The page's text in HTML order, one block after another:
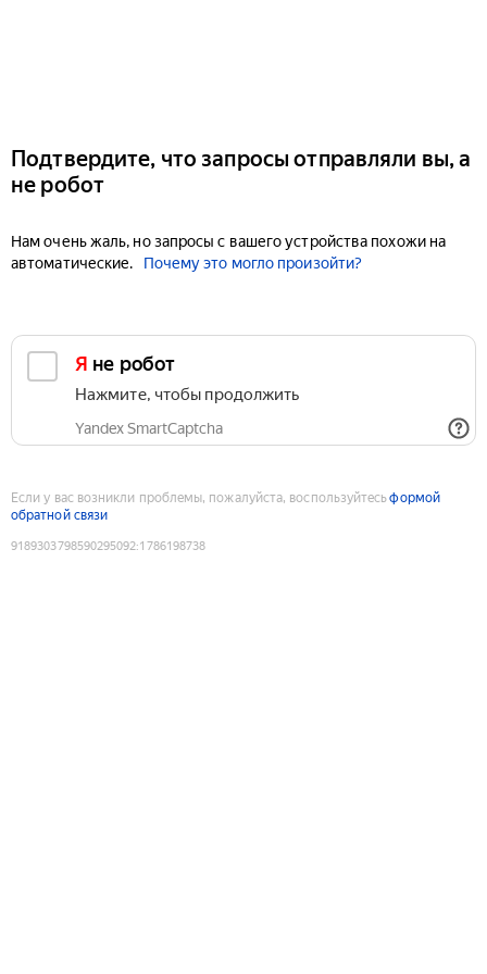
Подтвердите, что запросы отправляли вы, а
не робот
Нам очень жаль, но запросы с вашего устройства похожи на
автоматические.
Почему это могло произойти?
Я не робот
Нажмите, чтобы продолжить
Yandex SmartCaptcha
Если у вас возникли проблемы, пожалуйста, воспользуйтесьформой
обратной связи
9189303798590295092:1786198738